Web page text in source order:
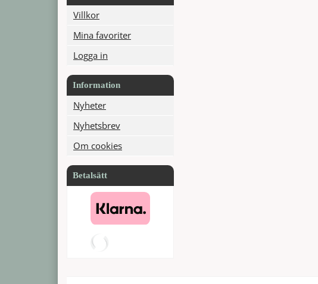
Villkor
Mina favoriter
Logga in
Information
Nyheter
Nyhetsbrev
Om cookies
Betalsätt